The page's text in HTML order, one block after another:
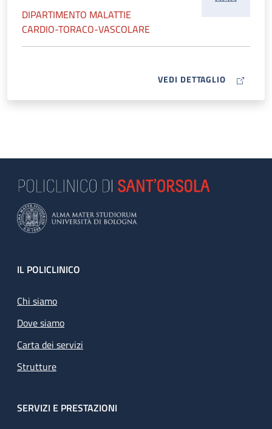
DIPARTIMENTO MALATTIE
CARDIO-TORACO-VASCOLARE
VEDI DETTAGLIO MAP ICON
Footer
IL POLICLINICO
Chi siamo
Dove siamo
Carta dei servizi
Strutture
SERVIZI E PRESTAZIONI